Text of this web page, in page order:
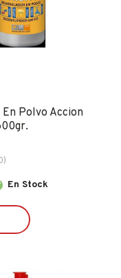
En Polvo Accion
En Stock